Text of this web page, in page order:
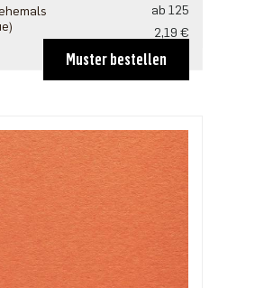
ab 125
2,19 €
ab 250
2,11 €
ab 1250
1,46 €
Muster bestellen